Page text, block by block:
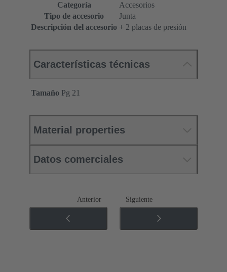
Categoría
Accesorios
Tipo de accesorio
Junta
Descripción del accesorio + 2 placas de presión
Características técnicas
Tamaño Pg 21
Material properties
Datos comerciales
Anterior Siguiente